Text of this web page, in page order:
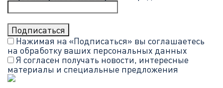
Нажимая на «Подписаться» вы соглашаетесь
на обработку ваших персональных данных
Я согласен получать новости, интересные
материалы и специальные предложения